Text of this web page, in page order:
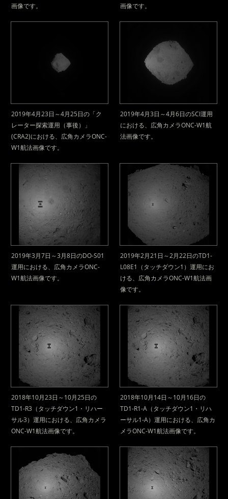
画像です。
画像です。
2019年4月23日～4月25日の「ク
レーター探索運用（事後）」
(CRA2)における、広角カメラONC-
W1航法画像です。
2019年4月3日～4月6日のSCI運用
における、広角カメラONC-W1航
法画像です。
2019年3月7日～3月8日のDO-S01
運用における、広角カメラONC-
W1航法画像です。
2019年2月21日～2月22日のTD1-
L08E1（タッチダウン1）運用にお
ける、広角カメラONC-W1航法画
像です。
2018年10月23日～10月25日の
TD1-R3（タッチダウン1・リハー
サル3）運用における、広角カメラ
ONC-W1航法画像です。
2018年10月14日～10月16日の
TD1-R1-A（タッチダウン1・リハ
ーサル1-A）運用における、広角カ
メラONC-W1航法画像です。